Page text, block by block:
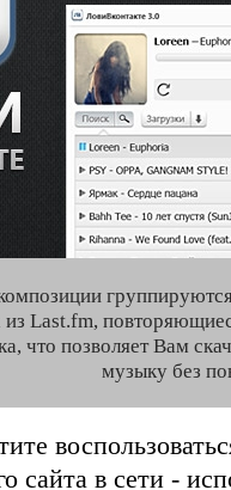
Last.fm,
что позволяет Вам
музыку без
сайта в сети -